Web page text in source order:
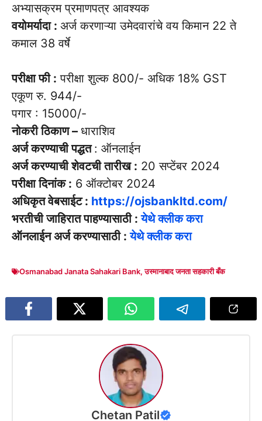
अभ्यासक्रम प्रमाणपत्र आवश्यक
वयोमर्यादा : अर्ज करणाऱ्या उमेदवारांचे वय किमान 22 ते
कमाल 38 वर्षे
परीक्षा फी : परीक्षा शुल्क 800/- अधिक 18% GST
एकूण रु. 944/-
पगार : 15000/-
नोकरी ठिकाण – धाराशिव
अर्ज करण्याची पद्धत: ऑनलाईन
अर्ज करण्याची शेवटची तारीख : 20 सप्टेंबर 2024
परीक्षा दिनांक : 6 ऑक्टोबर 2024
अधिकृत वेबसाईट : https://ojsbankltd.com/
भरतीची जाहिरात पाहण्यासाठी :येथे क्लीक करा
ऑनलाईन अर्ज करण्यासाठी :येथे क्लीक करा
Osmanabad Janata Sahakari Bank,उस्मानाबाद जनता सहकारी बँक
Chetan Patil